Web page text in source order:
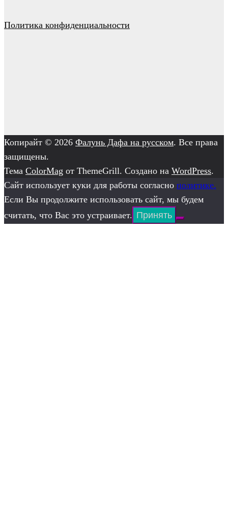
Политика конфиденциальности
Копирайт © 2026 Фалунь Дафа на русском. Все права
защищены.
Тема ColorMag от ThemeGrill. Создано на WordPress.
Сайт использует куки для работы согласно политике.
Если Вы продолжите использовать сайт, мы будем
считать, что Вас это устраивает. Принять